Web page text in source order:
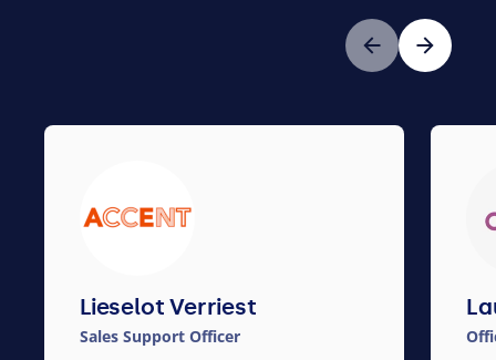
Vorige Volgende
Lieselot Verriest
Sales Support Officer